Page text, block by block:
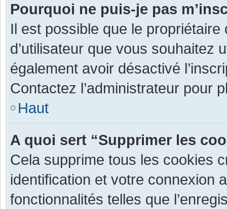
Pourquoi ne puis-je pas
Il est possible que le
d’utilisateur que vous souhaitez
également avoir désactivé
Contactez l’administrateur pour
Haut
A quoi sert “Supprimer les
Cela supprime tous les cookies
identification et votre connexion
fonctionnalités telles que